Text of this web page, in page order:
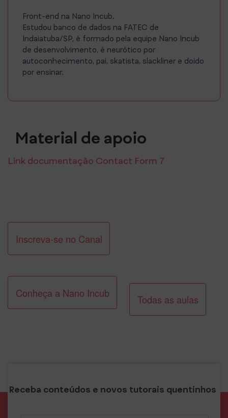
Front-end na Nano Incub.
Estudou banco de dados na FATEC de
Indaiatuba/SP, é formado pela equipe Nano Incub
de desenvolvimento, é neurótico por
autoconhecimento, pai, skatista, slackliner e doido
por ensinar.
Material de apoio
Link documentação Contact Form 7
Inscreva-se no Canal
Conheça a Nano Incub
Todas as aulas
Receba conteúdos e novos tutorais quentinhos